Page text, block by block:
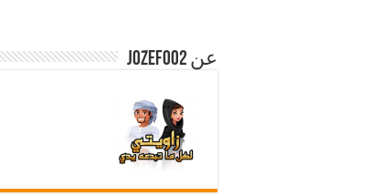
عن jozef002